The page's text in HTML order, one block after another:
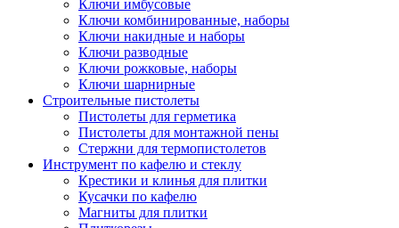
Ключи имбусовые
Ключи комбинированные, наборы
Ключи накидные и наборы
Ключи разводные
Ключи рожковые, наборы
Ключи шарнирные
Строительные пистолеты
Пистолеты для герметика
Пистолеты для монтажной пены
Стержни для термопистолетов
Инструмент по кафелю и стеклу
Крестики и клинья для плитки
Кусачки по кафелю
Магниты для плитки